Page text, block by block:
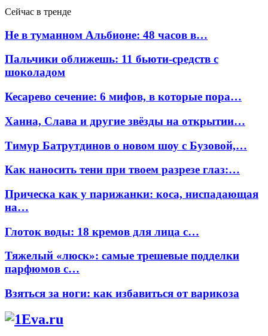
Сейчас в тренде
Не в туманном Альбионе: 48 часов в…
Пальчики оближешь: 11 бьюти-средств с
шоколадом
Кесарево сечение: 6 мифов, в которые пора…
Ханна, Слава и другие звёзды на открытии…
Тимур Батрутдинов о новом шоу с Бузовой,…
Как наносить тени при твоем разрезе глаз:…
Прическа как у парижанки: коса, ниспадающая
на…
Глоток воды: 18 кремов для лица с…
Тяжелый «люск»: самые трешевые подделки
парфюмов с…
Взяться за ноги: как избавиться от варикоза